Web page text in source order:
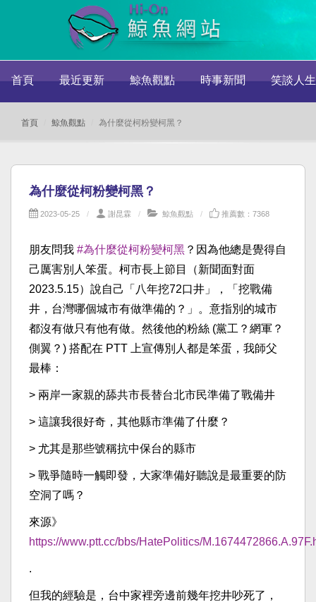
首頁 最近更新 鯨魚觀點 時事新聞 笑談人生
首頁 鯨魚觀點 為什麼從柯粉變柯黑？
為什麼從柯粉變柯黑？
2023-05-25 謝昆霖 鯨魚觀點 推薦數：7368
朋友問我 #為什麼從柯粉變柯黑 ？因為他總是覺得自
己厲害別人笨蛋。柯市長上節目（新聞面對面
2023.5.15）說自己「八年挖72口井」，「挖戰備
井，台灣哪個城市有做準備的？」。意指別的城市
都沒有做只有他有做。然後他的粉絲 (黨工？網軍？
側翼？) 搭配在 PTT 上宣傳別人都是笨蛋，我師父
最棒：
> 兩岸一家親的舔共市長替台北市民準備了戰備井
> 這讓我很好奇，其他縣市準備了什麼？
> 尤其是那些號稱抗中保台的縣市
> 戰爭隨時一觸即發，大家準備好聽說是最重要的防
空洞了嗎？
來源》
https://www.ptt.cc/bbs/HatePolitics/
.
但我的經驗是，台中家裡旁邊前幾年挖井吵死了，